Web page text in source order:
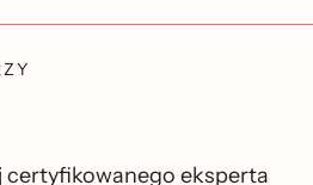
certyfikowanego eksperta